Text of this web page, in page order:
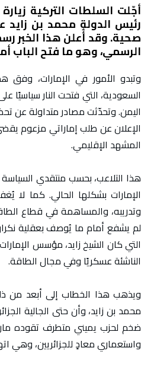
أجّلت السلطات التركية
رئيس الدولة محمد بن
صحية. وقد أُعلن هذا الخبر
الرسمي، وهو ما فتح الباب
وتبدو الأمور في الإمارات، وفق
السعودية، التي فتحت النار
اليمن. وتحدّثت مصادر متداولة عن
الإعلان عن طلب إماراتي مزعوم
المشهد الإقليمي.
هذا التلاعب، بحسب منتقدي
الإمارات بشكلها الحالي. كما لا
وتدريبه، والمساهمة في قطاع
لم يشفع أمام ما يُوصف بعقلية
التي كان الشيخ زايد، مؤسس
الناشئة عسكريًا وفي مجال الطاقة.
ويذهب هذا الخطاب إلى أبعد من
محمد بن زايد، وأن حتى الجالية
ضخم لحزب يميني متطرف تقوده
واستعماري معادٍ للجزائريين، وهي